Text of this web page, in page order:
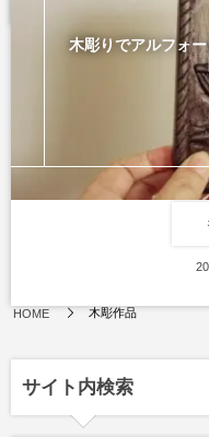
木彫りでアルフォ
HOME 木彫作品
サイト内検索